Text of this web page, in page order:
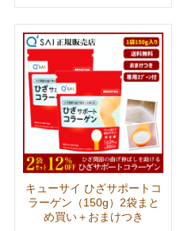
キューサイ ひざサポートコ
ラーゲン（150g）2袋まと
め買い＋おまけつき